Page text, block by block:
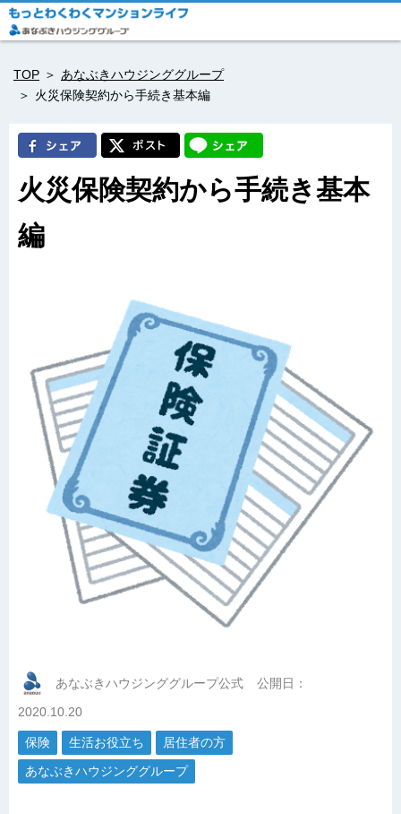
TOP
あなぶきハウジンググループ
火災保険契約から手続き基本編
火災保険契約から手続き基本
編
あなぶきハウジンググループ公式
公開日：
2020.10.20
保険 生活お役立ち
居住者の方
あなぶきハウジンググループ